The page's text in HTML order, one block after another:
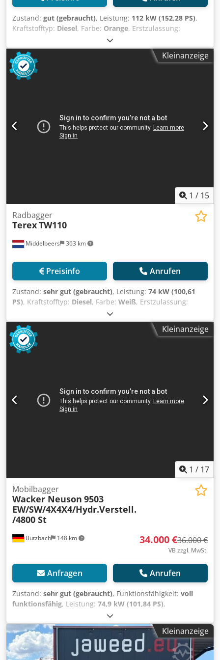
Zustand: gut (gebraucht), Leistung: 112 kW (152,28 PS),
Kraftstofftyp: Diesel, Farbe: Orange, Erstzulassung:
, Betriebsstunden:
Modelljahr: 2003 Antrieb: Rad Dwodpfeygiarex Aidea
Zylinderzahl: 6 Leergewicht: 18.050 kg Technischer
Zustand: gut Optischer Zustand: durchschnittlich Preis:
Auf Anfrage Seriennummer: ZEF169WTN3W000119
Kleinanzeige
1 / 15
Middelbeers 363 km
Radbagger
TerexTW110
Preisinfo Anrufen
Zustand: sehr gut (gebraucht), Leistung: 74 kW (100,61
PS), Kraftstofftyp: Diesel, Farbe: Weiß, Erstzulassung:
, Betriebsstunden:
Allgemeine Informationen Modelljahr: 2008
Seriennummer: TW01100392 Technische Informationen
Zylinderzahl: 4 Antrieb: Rad Leergewicht: 10.500 kg
Funktionell Dsdpfx Aiowybvaedswa CE-Kennzeichnung: ja
um weitere Informationen zu erhalten.
Kleinanzeige
1 / 17
Butzbach 148 km
Mobilbagger
Wacker Neuson 9503
EW/SW/4X4X4/Hydr.Verstell.
/4800 St
34.000 €36.000 €
VB zzgl. MwSt.
Anfragen Anrufen
Zustand: sehr gut (gebraucht), Funktionsfähigkeit: voll
funktionsfähig, Leistung: 74,9 kW (101,84 PS),
, Gesamtgewicht:
Betriebsgewicht:10.500 kg, Erstzulassung:01/2009,
Baujahr:2009 , Betriebsstunden:4.809 h , Wacker
Neuson9503 EW/SW/4X4X4/Hydr. Verstell. /4800 Std. •
Hersteller: Wacker Neuson • Typ: 9503 WD • Baujahr: 2009 •
Kleinanzeige